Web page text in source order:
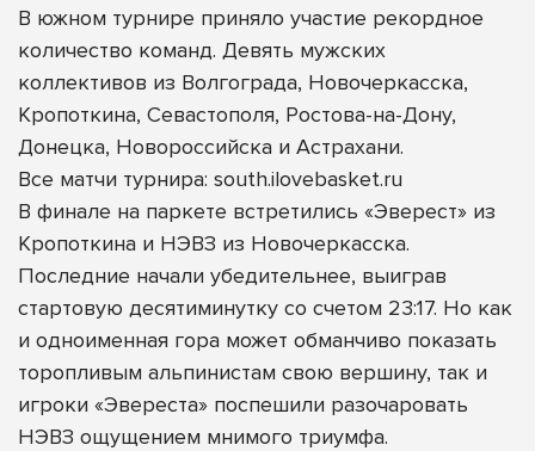
В южном турнире приняло участие рекордное
количество команд. Девять мужских
коллективов из Волгограда, Новочеркасска,
Кропоткина, Севастополя, Ростова-на-Дону,
Донецка, Новороссийска и Астрахани.
Все матчи турнира: south.ilovebasket.ru
В финале на паркете встретились «Эверест» из
Кропоткина и НЭВЗ из Новочеркасска.
Последние начали убедительнее, выиграв
стартовую десятиминутку со счетом 23:17. Но как
и одноименная гора может обманчиво показать
торопливым альпинистам свою вершину, так и
игроки «Эвереста» поспешили разочаровать
НЭВЗ ощущением мнимого триумфа.